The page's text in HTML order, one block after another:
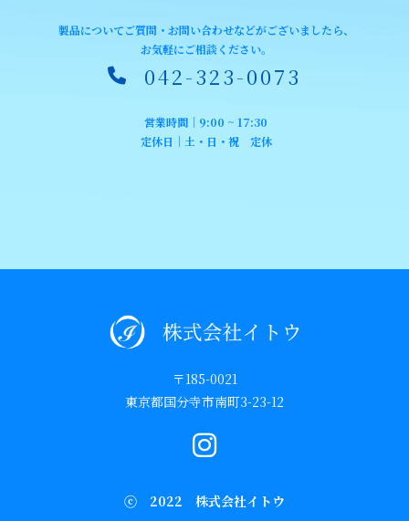
製品についてご質問・お問い合わせなどがございましたら、
お気軽にご相談ください。
042-323-0073
営業時間｜9:00 ~ 17:30
定休日｜土・日・祝 定休
〒185-0021
東京都国分寺市南町3-23-12
ⓒ 2022 株式会社イトウ